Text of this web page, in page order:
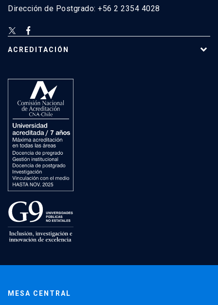
Dirección de Postgrado: +56 2 2354 4028
ACREDITACIÓN
MESA CENTRAL